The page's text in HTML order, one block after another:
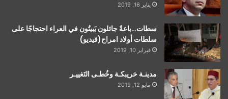
يناير 16, 2019
سطات…باعةٌ جائلون يَبيتُون في العراء احتجاجًا على
سلطات أولاد امراح(فيديو)
فبراير 10, 2019
مدينـة خريبكـة وخُطـى التَغييـر
مايو 12, 2019